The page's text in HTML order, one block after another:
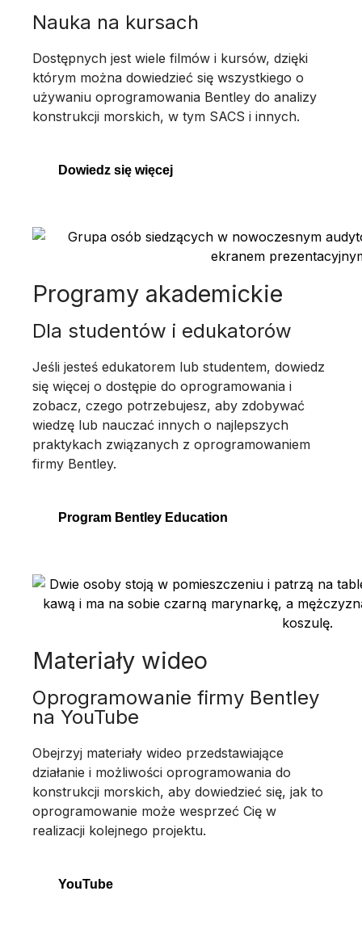
Nauka na kursach
Dostępnych jest wiele filmów i kursów, dzięki
którym można dowiedzieć się wszystkiego o
używaniu oprogramowania Bentley do analizy
konstrukcji morskich, w tym SACS i innych.
Dowiedz się więcej
Programy akademickie
Dla studentów i edukatorów
Jeśli jesteś edukatorem lub studentem, dowiedz
się więcej o dostępie do oprogramowania i
zobacz, czego potrzebujesz, aby zdobywać
wiedzę lub nauczać innych o najlepszych
praktykach związanych z oprogramowaniem
firmy Bentley.
Program Bentley Education
Materiały wideo
Oprogramowanie firmy Bentley
na YouTube
Obejrzyj materiały wideo przedstawiające
działanie i możliwości oprogramowania do
konstrukcji morskich, aby dowiedzieć się, jak to
oprogramowanie może wesprzeć Cię w
realizacji kolejnego projektu.
YouTube